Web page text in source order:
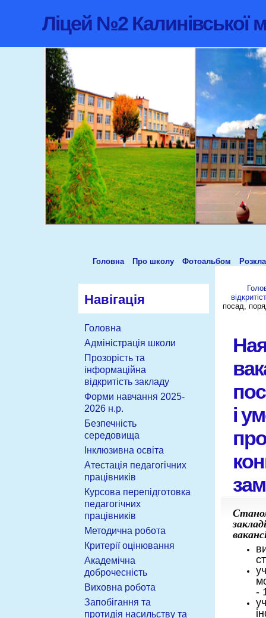
Ліцей №2 Калинівської
Головна Про школу Фотоальбом
Навігація
Головна
Адміністрація школи
Прозорість та
інформаційна
відкритість закладу
Форми навчання 2025-
2026 н.р.
Безпечність
середовища
Інклюзивна освіта
Атестація педагогічних
працівників
Курсова перепідготовка
педагогічних
працівників
Методична робота
Критерії оцінювання
Академічна
доброчесність
Виховна робота
Запобігання та
протидія насильству та
посад,
і
-